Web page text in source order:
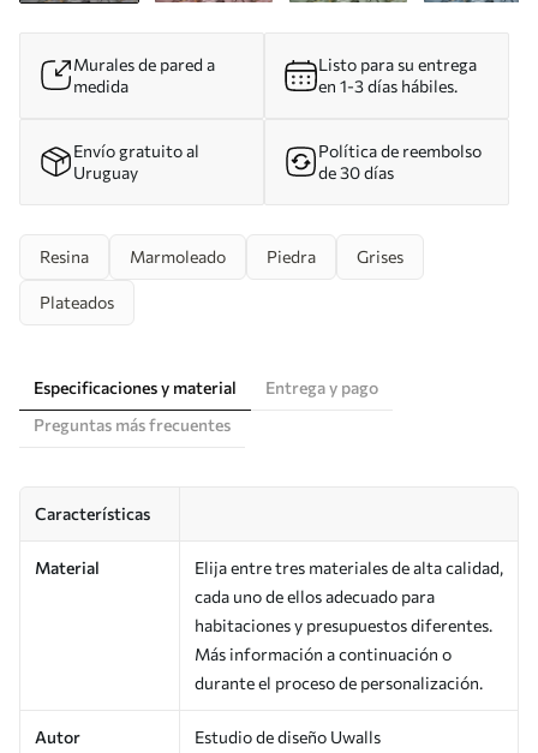
Murales de pared a
medida
Listo para su entrega
en 1-3 días hábiles.
Envío gratuito al
Uruguay
Política de reembolso
de 30 días
Resina Marmoleado Piedra Grises
Plateados
Especificaciones y material
Entrega y pago
Preguntas más frecuentes
Características
Material
Elija entre tres materiales de alta calidad,
cada uno de ellos adecuado para
habitaciones y presupuestos diferentes.
Más información a continuación o
durante el proceso de personalización.
Autor Estudio de diseño Uwalls